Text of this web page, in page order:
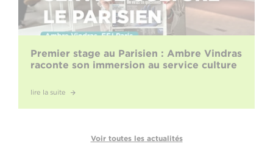
Premier stage au Parisien : Ambre Vindras
raconte son immersion au service culture
lire la suite
Voir toutes les actualités